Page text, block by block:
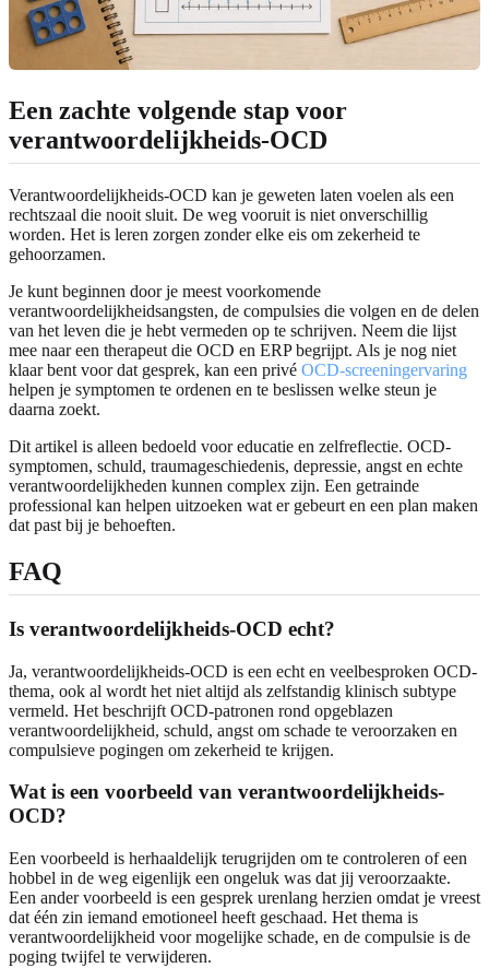
Een zachte volgende stap voor
verantwoordelijkheids-OCD
Verantwoordelijkheids-OCD kan je geweten laten voelen als een
rechtszaal die nooit sluit. De weg vooruit is niet onverschillig
worden. Het is leren zorgen zonder elke eis om zekerheid te
gehoorzamen.
Je kunt beginnen door je meest voorkomende
verantwoordelijkheidsangsten, de compulsies die volgen en de delen
van het leven die je hebt vermeden op te schrijven. Neem die lijst
mee naar een therapeut die OCD en ERP begrijpt. Als je nog niet
klaar bent voor dat gesprek, kan een privé OCD-screeningervaring
helpen je symptomen te ordenen en te beslissen welke steun je
daarna zoekt.
Dit artikel is alleen bedoeld voor educatie en zelfreflectie. OCD-
symptomen, schuld, traumageschiedenis, depressie, angst en echte
verantwoordelijkheden kunnen complex zijn. Een getrainde
professional kan helpen uitzoeken wat er gebeurt en een plan maken
dat past bij je behoeften.
FAQ
Is verantwoordelijkheids-OCD echt?
Ja, verantwoordelijkheids-OCD is een echt en veelbesproken OCD-
thema, ook al wordt het niet altijd als zelfstandig klinisch subtype
vermeld. Het beschrijft OCD-patronen rond opgeblazen
verantwoordelijkheid, schuld, angst om schade te veroorzaken en
compulsieve pogingen om zekerheid te krijgen.
Wat is een voorbeeld van verantwoordelijkheids-
OCD?
Een voorbeeld is herhaaldelijk terugrijden om te controleren of een
hobbel in de weg eigenlijk een ongeluk was dat jij veroorzaakte.
Een ander voorbeeld is een gesprek urenlang herzien omdat je vreest
dat één zin iemand emotioneel heeft geschaad. Het thema is
verantwoordelijkheid voor mogelijke schade, en de compulsie is de
poging twijfel te verwijderen.